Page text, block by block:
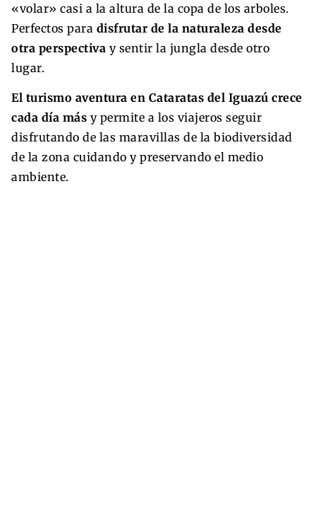
«volar» casi a la altura de la copa de los arboles.
Perfectos para disfrutar de la naturaleza desde
otra perspectiva y sentir la jungla desde otro
lugar.
El turismo aventura en Cataratas del Iguazú crece
cada día más y permite a los viajeros seguir
disfrutando de las maravillas de la biodiversidad
de la zona cuidando y preservando el medio
ambiente.